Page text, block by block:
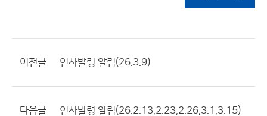
이전글 인사발령 알림(26.3.9)
다음글 인사발령 알림(26.2.13,2.23,2.26,3.1,3.15)